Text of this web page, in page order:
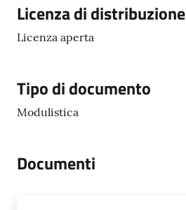
Descrizione
Licenza di distribuzione
Licenza aperta
Tipo di documento
Modulistica
Documenti